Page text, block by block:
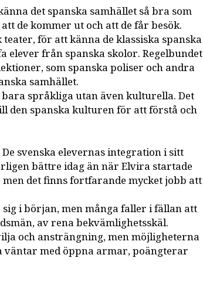
det spanska samhället så bra som
de kommer ut och att de får besök.
för att känna de klassiska spanska
elever från spanska skolor. Regelbundet
som spanska poliser och andra
samhället.
språkliga utan även kulturella. Det
den spanska kulturen för att förstå och
svenska elevernas integration i sitt
bättre idag än när Elvira startade
det finns fortfarande mycket jobb att
i början, men många faller i fällan att
av rena bekvämlighetsskäl.
och ansträngning, men möjligheterna
väntar med öppna armar, poängterar